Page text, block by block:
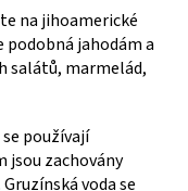
na jihoamerické
podobná jahodám a
salátů, marmelád,
používají
jsou zachovány
voda se